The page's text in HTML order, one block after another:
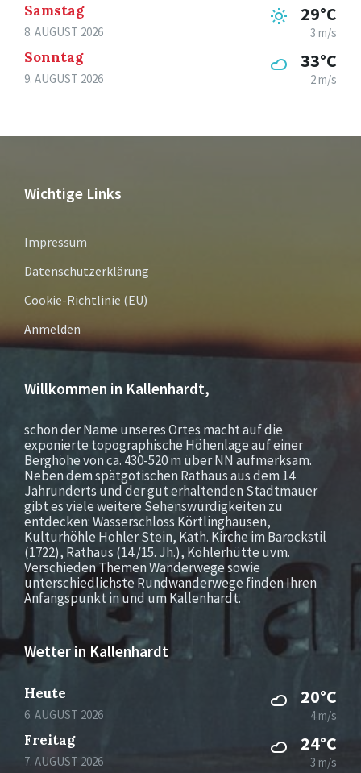
Samstag
8. AUGUST 2026
29°C
3 m/s
Sonntag
9. AUGUST 2026
33°C
2 m/s
Wichtige Links
Impressum
Datenschutzerklärung
Cookie-Richtlinie (EU)
Anmelden
Willkommen in Kallenhardt,
schon der Name unseres Ortes macht auf die
exponierte topographische Höhenlage auf einer
Berghöhe von ca. 430-520 m über NN aufmerksam.
Neben dem spätgotischen Rathaus aus dem 14
Jahrunderts und der gut erhaltenden Stadtmauer
gibt es viele weitere Sehenswürdigkeiten zu
entdecken: Wasserschloss Körtlinghausen,
Kulturhöhle Hohler Stein, Kath. Kirche im Barockstil
(1722), Rathaus (14./15. Jh.), Köhlerhütte uvm.
Verschieden Themen Wanderwege sowie
unterschiedlichste Rundwanderwege finden Ihren
Anfangspunkt in und um Kallenhardt.
Wetter in Kallenhardt
Heute
6. AUGUST 2026
20°C
4 m/s
Freitag
7. AUGUST 2026
24°C
3 m/s